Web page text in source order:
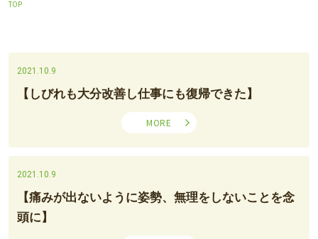
TOP
2021.10.9
【しびれも大分改善し仕事にも復帰できた】
MORE
2021.10.9
【痛みが出ないように姿勢、無理をしないことを念
頭に】